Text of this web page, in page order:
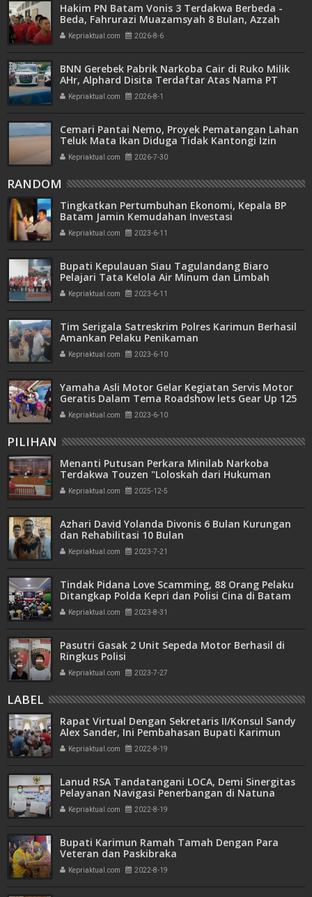
Hakim PN Batam Vonis 3 Terdakwa Berbeda -
Beda, Fahrurazi Muazamsyah 8 Bulan, Azzah
Azzurah dan Risma Divonis 2 Tahun 6 Bulan
Kepriaktual.com 2026-8-6
BNN Gerebek Pabrik Narkoba Cair di Ruko Milik
AHr, Alphard Disita Terdaftar Atas Nama PT
Mitra Usaha Properti
Kepriaktual.com 2026-8-1
Cemari Pantai Nemo, Proyek Pematangan Lahan
Teluk Mata Ikan Diduga Tidak Kantongi Izin
Amdal
Kepriaktual.com 2026-7-30
RANDOM
Tingkatkan Pertumbuhan Ekonomi, Kepala BP
Batam Jamin Kemudahan Investasi
Kepriaktual.com 2023-6-11
Bupati Kepulauan Siau Tagulandang Biaro
Pelajari Tata Kelola Air Minum dan Limbah
Batam
Kepriaktual.com 2023-6-11
Tim Serigala Satreskrim Polres Karimun Berhasil
Amankan Pelaku Penikaman
Kepriaktual.com 2023-6-10
Yamaha Asli Motor Gelar Kegiatan Servis Motor
Geratis Dalam Tema Roadshow lets Gear Up 125
CcKepriaktual.com 2023-6-10
PILIHAN
Menanti Putusan Perkara Minilab Narkoba
Terdakwa Touzen "Loloskah dari Hukuman
Seumur Hidup atau Mati"
Kepriaktual.com 2025-12-5
Azhari David Yolanda Divonis 6 Bulan Kurungan
dan Rehabilitasi 10 Bulan
Kepriaktual.com 2023-7-21
Tindak Pidana Love Scamming, 88 Orang Pelaku
Ditangkap Polda Kepri dan Polisi Cina di Batam
Kepriaktual.com 2023-8-31
Pasutri Gasak 2 Unit Sepeda Motor Berhasil di
Ringkus Polisi
Kepriaktual.com 2023-7-27
LABEL
Rapat Virtual Dengan Sekretaris II/Konsul Sandy
Alex Sander, Ini Pembahasan Bupati Karimun
Kepriaktual.com 2022-8-19
Lanud RSA Tandatangani LOCA, Demi Sinergitas
Pelayanan Navigasi Penerbangan di Natuna
Kepriaktual.com 2022-8-19
Bupati Karimun Ramah Tamah Dengan Para
Veteran dan Paskibraka
Kepriaktual.com 2022-8-19